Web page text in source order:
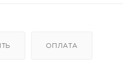
ОПЛАТА